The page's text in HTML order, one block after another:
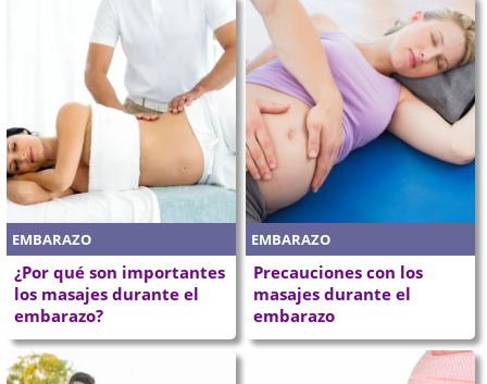
EMBARAZO
¿Por qué son importantes
los masajes durante el
embarazo?
EMBARAZO
Precauciones con los
masajes durante el
embarazo